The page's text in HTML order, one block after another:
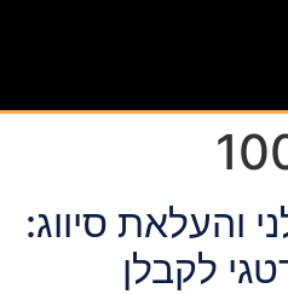
והעלאת סיווג:
לקבלן